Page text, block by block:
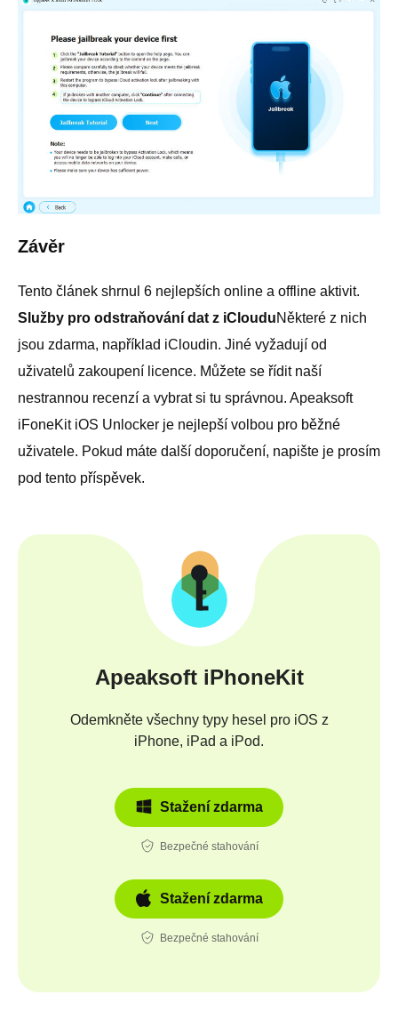
Závěr
Tento článek shrnul 6 nejlepších online a offline aktivit.
Služby pro odstraňování dat z iClouduNěkteré z nich
jsou zdarma, například iCloudin. Jiné vyžadují od
uživatelů zakoupení licence. Můžete se řídit naší
nestrannou recenzí a vybrat si tu správnou. Apeaksoft
iFoneKit iOS Unlocker je nejlepší volbou pro běžné
uživatele. Pokud máte další doporučení, napište je prosím
pod tento příspěvek.
Apeaksoft iPhoneKit
Odemkněte všechny typy hesel pro iOS z
iPhone, iPad a iPod.
Stažení zdarma
Bezpečné stahování
Stažení zdarma
Bezpečné stahování